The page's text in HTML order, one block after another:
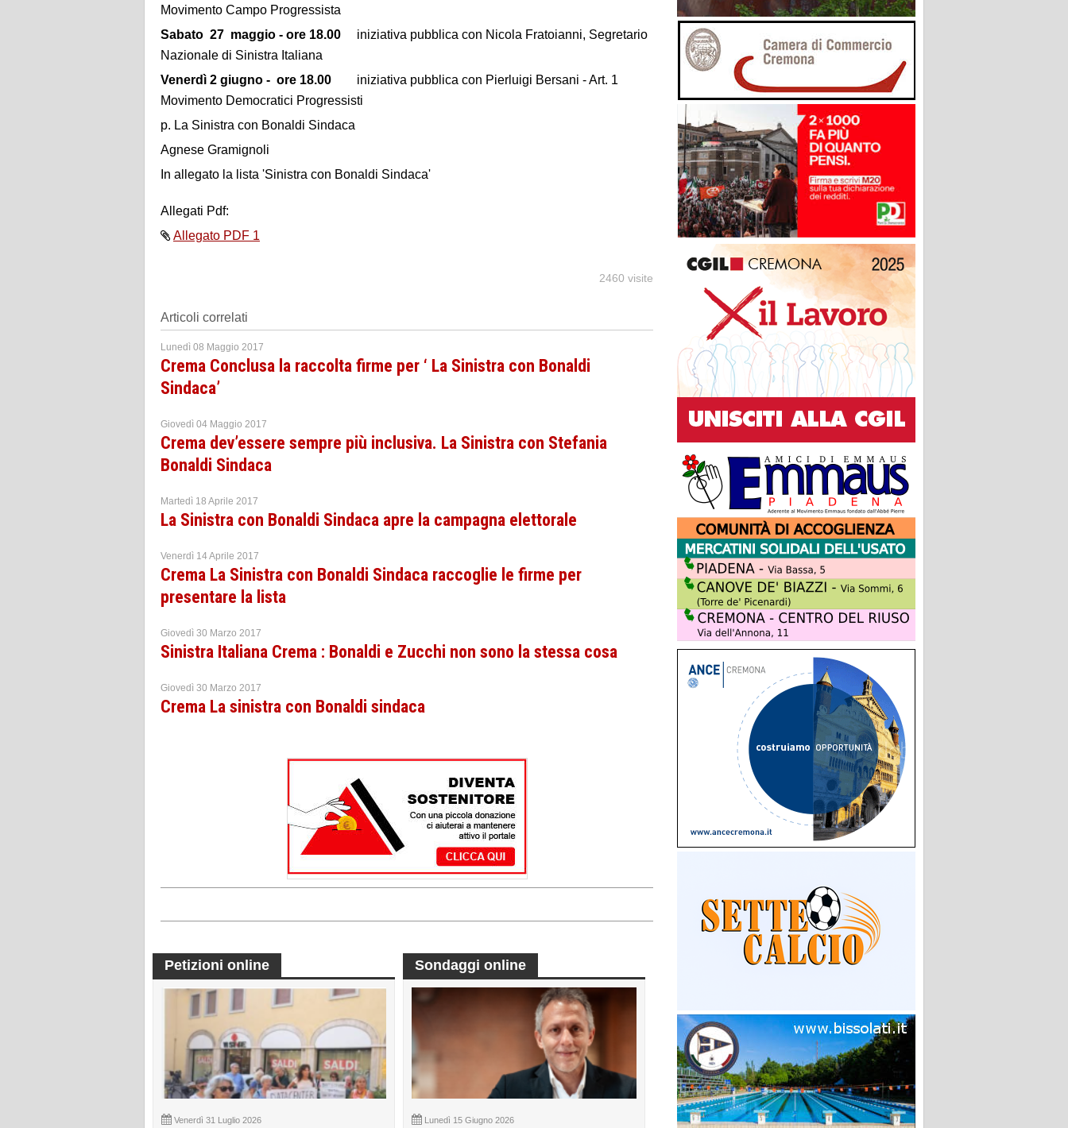
Movimento Campo Progressista
Sabato 27 maggio - ore 18.00
iniziativa pubblica con Nicola Fratoianni, Segretario
Nazionale di Sinistra Italiana
Venerdì 2 giugno - ore 18.00
iniziativa pubblica con Pierluigi Bersani - Art. 1
Movimento Democratici Progressisti
p. La Sinistra con Bonaldi Sindaca
Agnese Gramignoli
In allegato la lista 'Sinistra con Bonaldi Sindaca'
Allegati Pdf:
Allegato PDF 1
2460 visite
Articoli correlati
Lunedì 08 Maggio 2017
Crema Conclusa la raccolta firme per ‘ La Sinistra con Bonaldi
Sindaca’
Giovedì 04 Maggio 2017
Crema dev’essere sempre più inclusiva. La Sinistra con Stefania
Bonaldi Sindaca
Martedì 18 Aprile 2017
La Sinistra con Bonaldi Sindaca apre la campagna elettorale
Venerdì 14 Aprile 2017
Crema La Sinistra con Bonaldi Sindaca raccoglie le firme per
presentare la lista
Giovedì 30 Marzo 2017
Sinistra Italiana Crema : Bonaldi e Zucchi non sono la stessa cosa
Giovedì 30 Marzo 2017
Crema La sinistra con Bonaldi sindaca
Petizioni online
Venerdì 31 Luglio 2026
Sondaggi online
Lunedì 15 Giugno 2026